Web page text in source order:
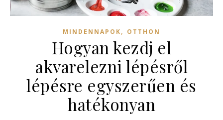
MINDENNAPOK, OTTHON
Hogyan kezdj el
akvarelezni lépésről
lépésre egyszerűen és
hatékonyan